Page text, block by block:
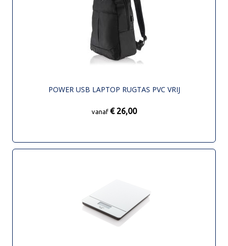
POWER USB LAPTOP RUGTAS PVC VRIJ
vanaf € 26,00